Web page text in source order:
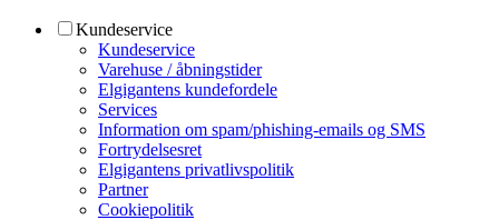
Kundeservice
Kundeservice
Varehuse / åbningstider
Elgigantens kundefordele
Services
Information om spam/phishing-emails og SMS
Fortrydelsesret
Elgigantens privatlivspolitik
Partner
Cookiepolitik